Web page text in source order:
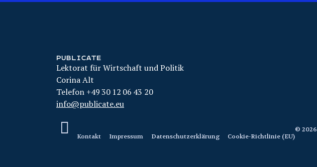
PUBLICATE
Lektorat für Wirtschaft und Politik
Corina Alt
Telefon +49 30 12 06 43 20
info@publicate.eu
Kontakt Impressum Datenschutzerklärung Cookie-Richtlinie (EU)
© 2026